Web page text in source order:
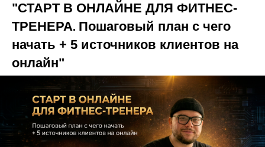
"СТАРТ В ОНЛАЙНЕ ДЛЯ ФИТНЕС-
ТРЕНЕРА. Пошаговый план с чего
начать + 5 источников клиентов на
онлайн"